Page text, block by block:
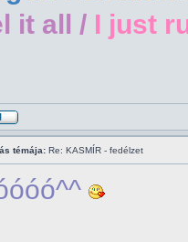
it all / I just
témája: Re: KASMÍR - fedélzet